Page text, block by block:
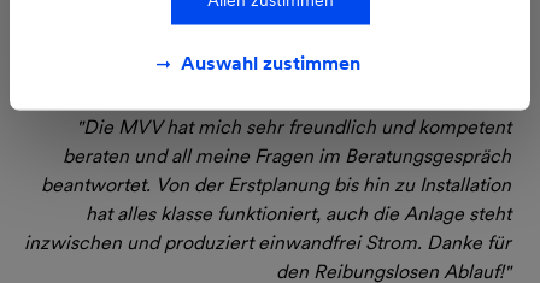
Auswahl zustimmen
"Die MVV hat mich sehr freundlich und kompetent
beraten und all meine Fragen im Beratungsgespräch
beantwortet. Von der Erstplanung bis hin zu Installation
hat alles klasse funktioniert, auch die Anlage steht
inzwischen und produziert einwandfrei Strom. Danke für
den Reibungslosen Ablauf!"